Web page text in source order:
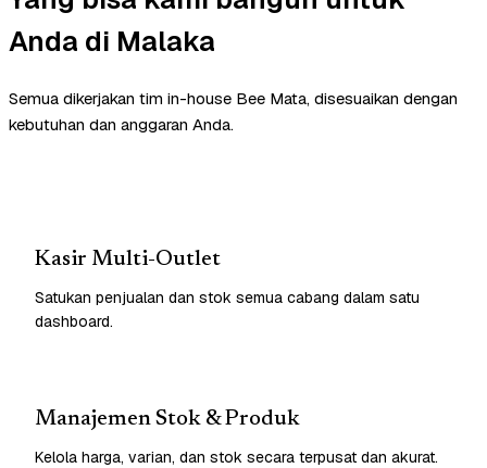
Anda di Malaka
Semua dikerjakan tim in-house Bee Mata, disesuaikan dengan
kebutuhan dan anggaran Anda.
Kasir Multi-Outlet
Satukan penjualan dan stok semua cabang dalam satu
dashboard.
Manajemen Stok & Produk
Kelola harga, varian, dan stok secara terpusat dan akurat.